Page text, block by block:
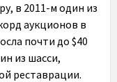
в 2011-м один из
аукционов в
почти до $40
из шасси,
реставрации.